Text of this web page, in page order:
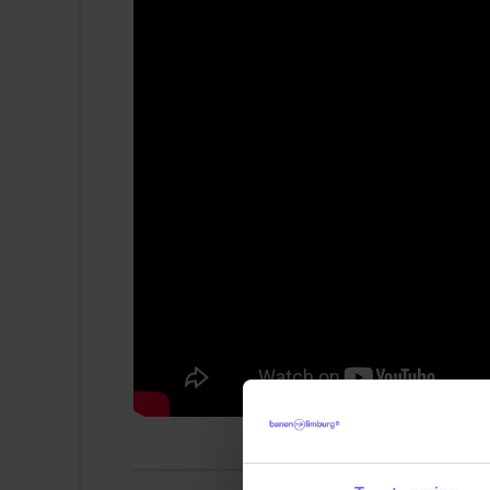
Profiel
Klinkt dit als jij?
Je bent minimaal 18 jaar, alert,
wanneer snel handelen nodig is.